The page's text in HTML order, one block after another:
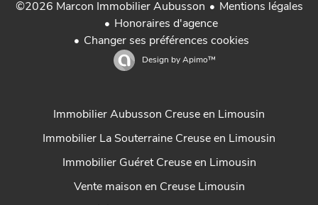
©2026 Marcon Immobilier Aubusson
Mentions légales
Honoraires d'agence
Changer ses préférences cookies
Design by Apimo™
Immobilier Aubusson Creuse en Limousin
Immobilier La Souterraine Creuse en Limousin
Immobilier Guéret Creuse en Limousin
Vente maison en Creuse Limousin